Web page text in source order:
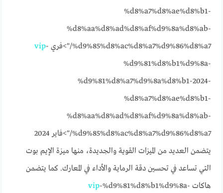
%d8%a7%d8%ae%d8%b1-
%d8%aa%d8%ad%d8%af%d9%8a%d8%ab-
%d9%85%d8%ac%d8%a7%d9%86%d8%a7/">فري
vip-
%d9%81%d8%b1%d9%8a-
%d9%81%d8%a7%d9%8a%d8%b1-2024-
%d8%a7%d8%ae%d8%b1-
%d8%aa%d8%ad%d8%af%d9%8a%d8%ab-
%d9%85%d8%ac%d8%a7%d9%86%d8%a7/">فاير 2024
يتضمن العديد من الميزات القوية والجديدة، منها ميزة الإيم بوت
التي تساعد في تحسين دقة الرماية والأداء في المعارك. كما يتضمن
هاكات
vip-%d9%81%d8%b1%d9%8a-